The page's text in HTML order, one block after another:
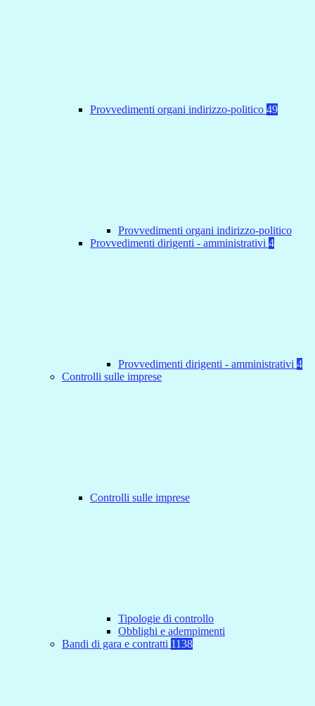
Provvedimenti organi indirizzo-politico 49
Provvedimenti organi indirizzo-politico
Provvedimenti dirigenti - amministrativi 4
Provvedimenti dirigenti - amministrativi 4
Controlli sulle imprese
Controlli sulle imprese
Tipologie di controllo
Obblighi e adempimenti
Bandi di gara e contratti 1138